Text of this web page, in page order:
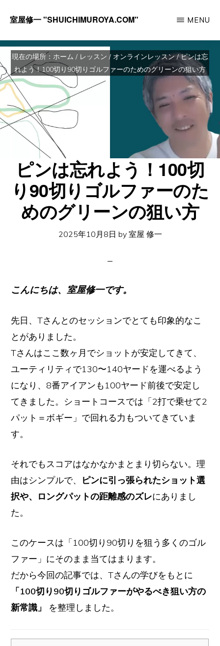
main
content
室屋修一 "SHUICHIMUROYA.COM"
ル
フ
コ
ー
チ
室
の
MENU
現在の場所： ホーム / レッスン / オンラインレッスン /ピンは忘
れよう！100切り90切りゴルファーのためのグリーンの狙い方
ピンは忘れよう！100切
り90切りゴルファーのた
めのグリーンの狙い方
2025年10月8日 by 室屋 修一
こんにちは、室屋修一です。
先日、Tさんとのセッションでとても印象的なこ
とがありました。
Tさんはここ数ヶ月でショットが安定してきて、
ユーティリティで130〜140ヤードを運べるよう
になり、8番アイアンも100ヤード前後で安定し
てきました。ショートコースでは「2打で乗せて2
パット＝ボギー」で回れる力もついてきていま
す。
それでもスコアはなかなかまとまり切らない。理
由はシンプルで、
ピンに引っ張られたショット選
択や、ロングパットの距離感のズレにありまし
た。
このケースは「100切り90切りを狙う多くのゴル
ファー」にそのまま当てはまります。
だから今回の記事では、Tさんの学びをもとに
「100切り90切りゴルファーがやるべき狙い方の
新常識」
を整理しました。